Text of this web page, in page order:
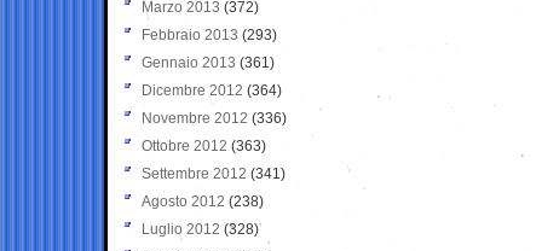
Marzo 2013 (372)
Febbraio 2013 (293)
Gennaio 2013 (361)
Dicembre 2012 (364)
Novembre 2012 (336)
Ottobre 2012 (363)
Settembre 2012 (341)
Agosto 2012 (238)
Luglio 2012 (328)